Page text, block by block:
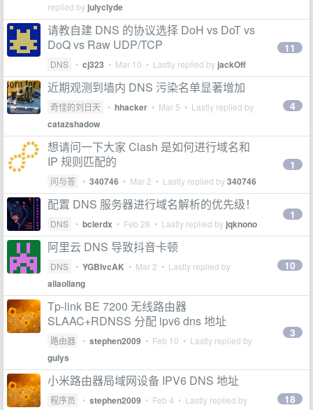
replied by julyclyde
请教自建 DNS 的协议选择 DoH vs DoT vs
DoQ vs Raw UDP/TCP
DNS • cj323 • Mar 10 • Lastly replied by jackOff
11
近期观测到墙内 DNS 污染名单显著增加
奇怪的刘日天 • hhacker • Mar 5 • Lastly replied by
catazshadow
4
想请问一下大家 Clash 是如何进行域名和
IP 规则匹配的
问与答 • 340746 • Mar 2 • Lastly replied by340746
1
配置 DNS 服务器进行域名解析的优先级！
DNS • bclerdx • Feb 28 • Lastly replied by jqknono
1
阿里云 DNS 导致抖音卡顿
DNS • YGBlvcAK • Mar 2 • Lastly replied by
ailaoliang
10
Tp-link BE 7200 无线路由器
SLAAC+RDNSS 分配 ipv6 dns 地址
路由器 • stephen2009 • Feb 10 • Lastly replied by
guiys
3
小米路由器局域网设备 IPV6 DNS 地址
程序员 • stephen2009 • Feb 4 • Lastly replied by 18